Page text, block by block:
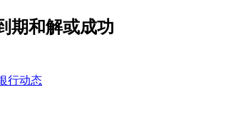
期和解或成功
行动态